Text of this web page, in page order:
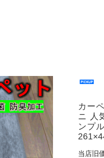
カー
ニ 人
ンプ
当店旧